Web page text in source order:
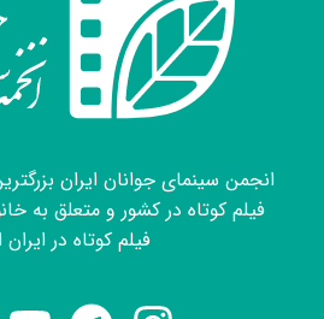
انجمن سینمای جوانان ایران
فیلم کوتاه در کشور و متعلق به
فیلم کوتاه در